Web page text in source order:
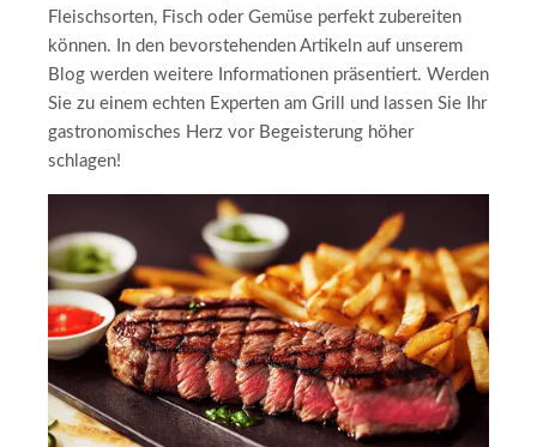
Fleischsorten, Fisch oder Gemüse perfekt zubereiten
können. In den bevorstehenden Artikeln auf unserem
Blog werden weitere Informationen präsentiert. Werden
Sie zu einem echten Experten am Grill und lassen Sie Ihr
gastronomisches Herz vor Begeisterung höher
schlagen!